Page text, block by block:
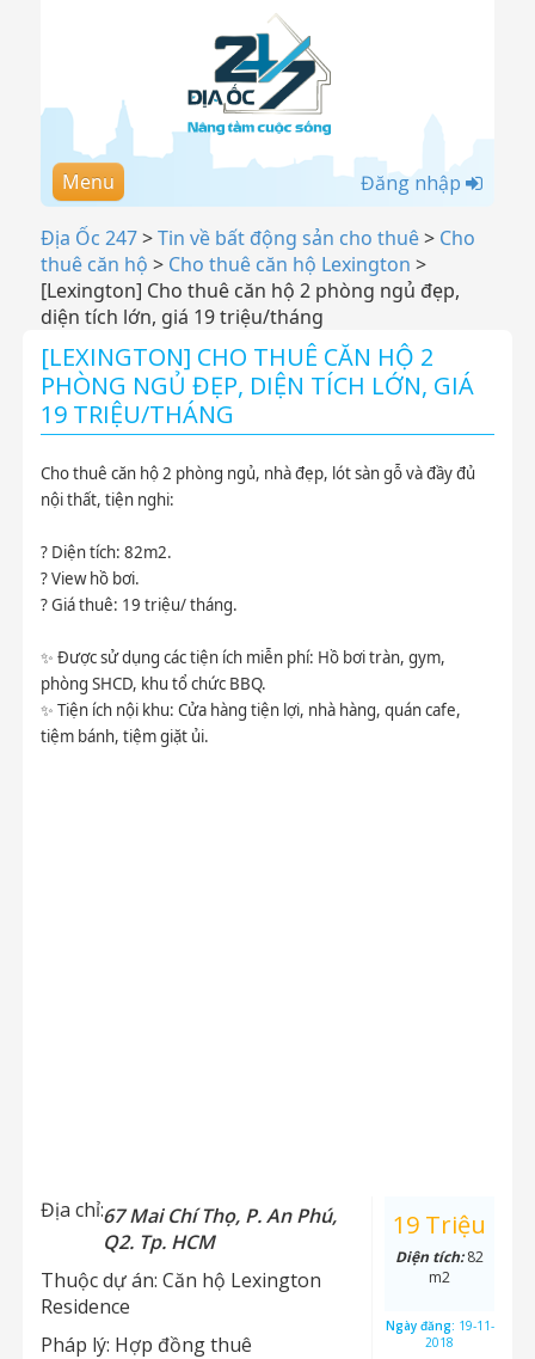
Menu Đăng nhập
Địa Ốc 247>Tin về bất động sản cho thuê> Cho
thuê căn hộ > Cho thuê căn hộ Lexington >
[Lexington] Cho thuê căn hộ 2 phòng ngủ đẹp,
diện tích lớn, giá 19 triệu/tháng
[LEXINGTON] CHO THUÊ CĂN HỘ 2
PHÒNG NGỦ ĐẸP, DIỆN TÍCH LỚN, GIÁ
19 TRIỆU/THÁNG
Cho thuê căn hộ 2 phòng ngủ, nhà đẹp, lót sàn gỗ và đầy đủ
nội thất, tiện nghi:
? Diện tích: 82m2.
? View hồ bơi.
? Giá thuê: 19 triệu/ tháng.
✨ Được sử dụng các tiện ích miễn phí: Hồ bơi tràn, gym,
phòng SHCD, khu tổ chức BBQ.
✨ Tiện ích nội khu: Cửa hàng tiện lợi, nhà hàng, quán cafe,
tiệm bánh, tiệm giặt ủi.
Địa chỉ:67 Mai Chí Thọ, P. An Phú,
Q2. Tp. HCM
Thuộc dự án: Căn hộ Lexington
Residence
Pháp lý: Hợp đồng thuê
19 Triệu
Diện tích:82
m2
Ngày đăng: 19-11-
2018